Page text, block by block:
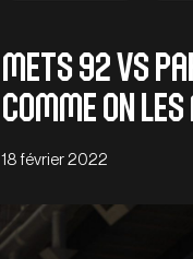
Mets 92 vs
comme on les
18 février 2022